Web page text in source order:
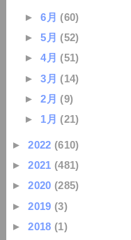
►6月 (60)
►5月 (52)
►4月 (51)
►3月 (14)
►2月 (9)
► 1月 (21)
►2022 (610)
►2021 (481)
►2020 (285)
►2019 (3)
►2018 (1)